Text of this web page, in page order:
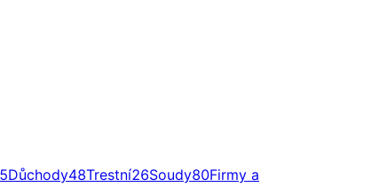
Důchody48Trestní26Soudy80Firmy a